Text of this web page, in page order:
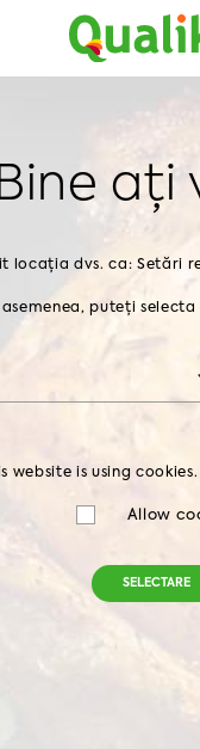
ați
locația dvs. ca: Setări
asemenea, puteți
website is using
Allow
SELECTARE